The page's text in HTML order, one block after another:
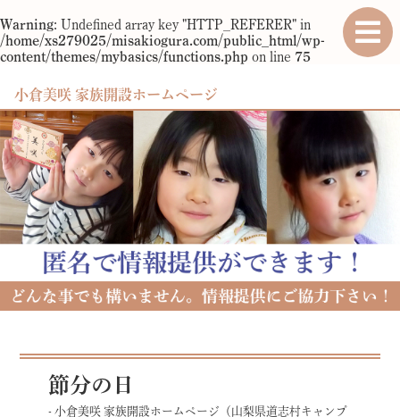
Warning: Undefined array key "HTTP_REFERER" in
/home/xs279025/misakiogura.com/public_html/wp-
content/themes/mybasics/functions.php on line 75
小倉美咲 家族開設ホームページ
節分の日
- 小倉美咲 家族開設ホームページ（山梨県道志村キャンプ